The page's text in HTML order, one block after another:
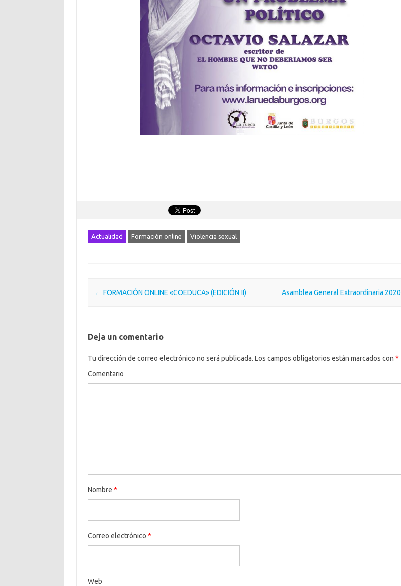
Actualidad Formación online Violencia sexual
Post navigation
← FORMACIÓN ONLINE «COEDUCA» (EDICIÓN II) Asamblea General Extraordinaria 2020
Deja un comentario
Tu dirección de correo electrónico no será publicada. Los campos obligatorios están marcados con *
Comentario
Nombre *
Correo electrónico *
Web